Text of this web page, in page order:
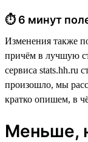
⏱ 6 минут
Изменения также
причём в лучшую
сервиса stats.hh.ru
произошло, мы
кратко опишем, в
Меньше,